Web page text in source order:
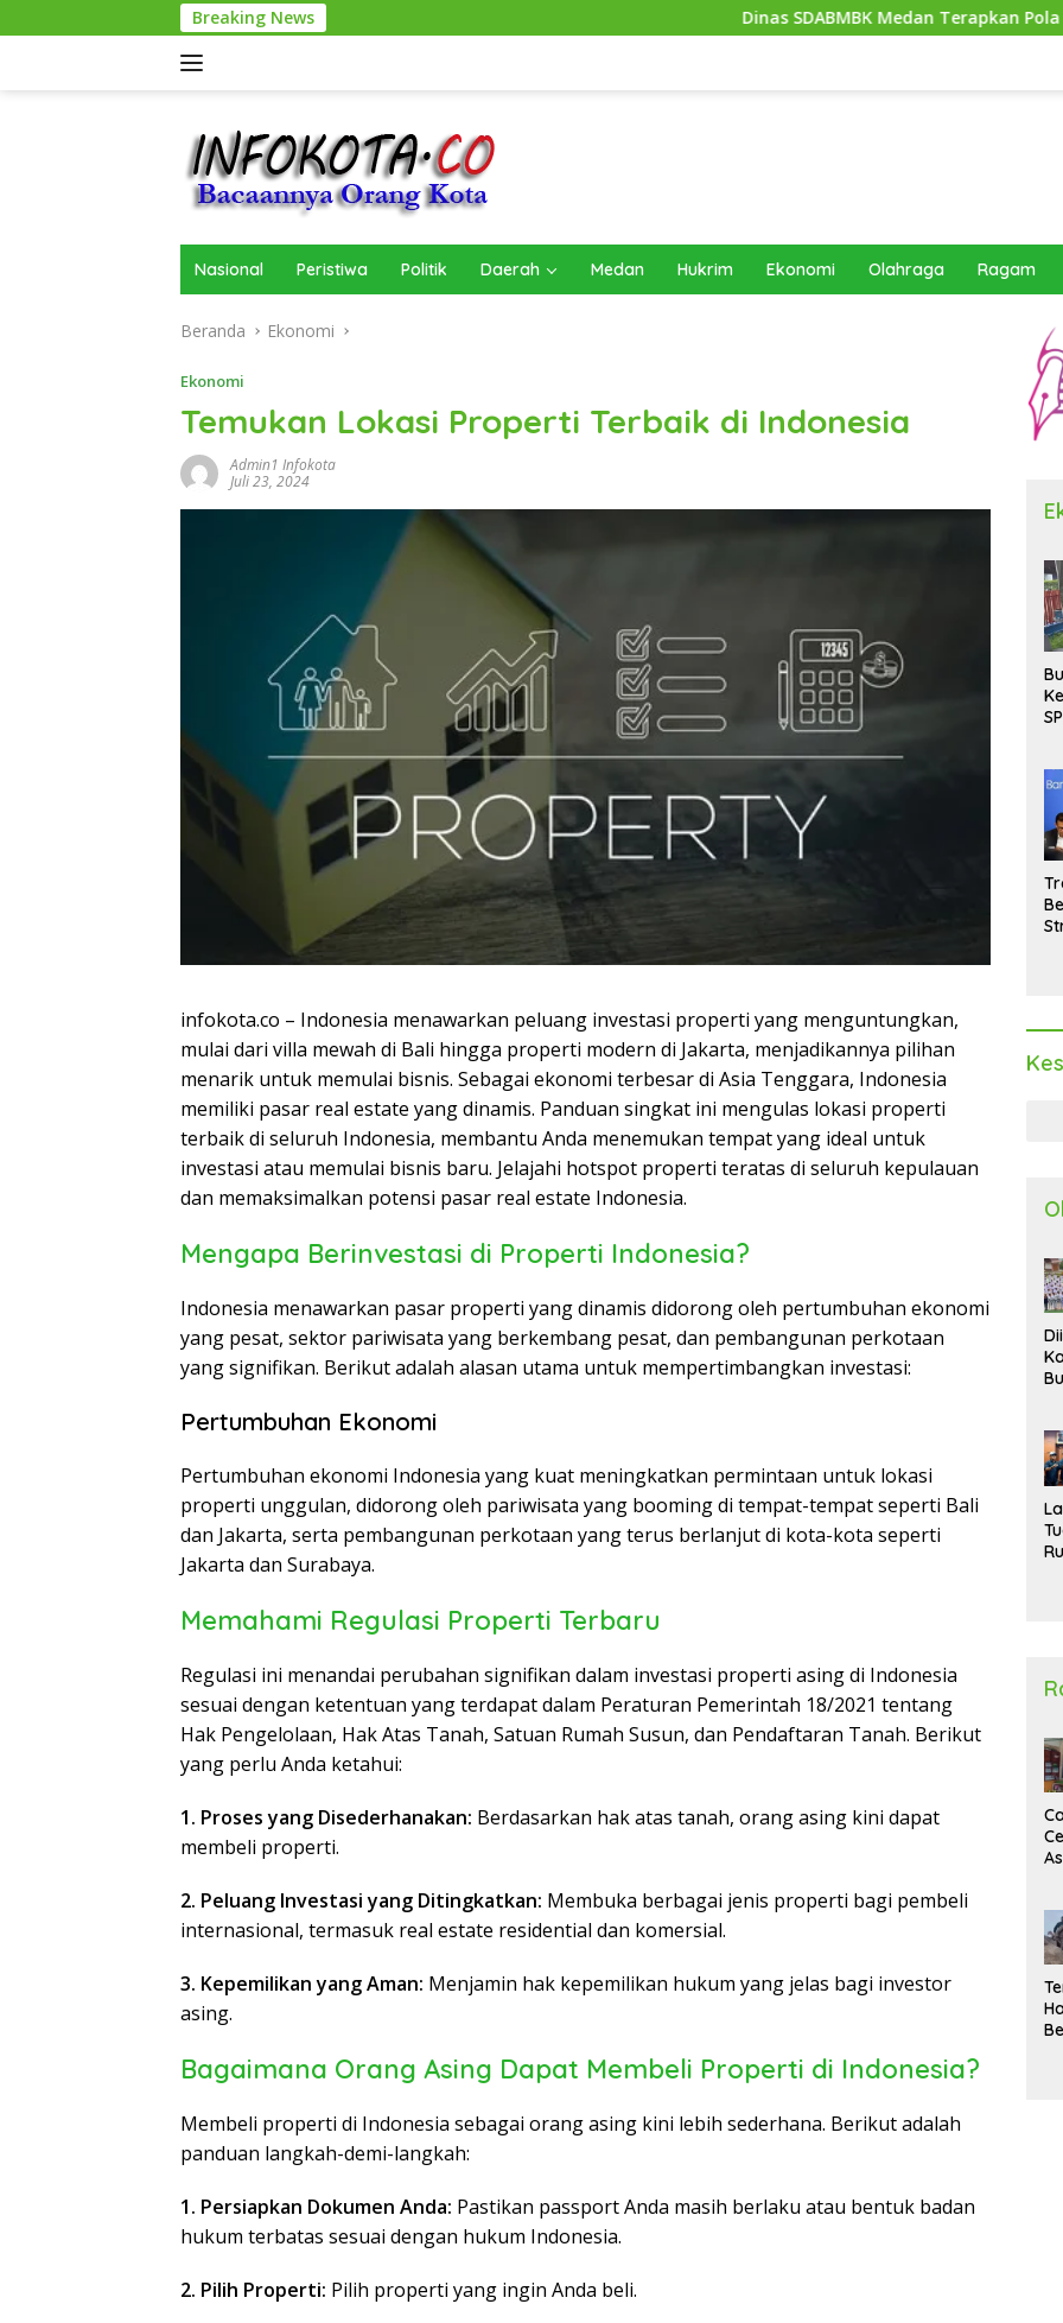
ke
Breaking News Dinas SDABMBK Medan Terapkan Pola Jemput
Nasional Peristiwa Politik Daerah Medan Hukrim Ekonomi Olahraga Ragam
Beranda Ekonomi
Ekonomi
Temukan Lokasi Properti Terbaik di Indonesia
Admin1 Infokota
Juli 23, 2024
infokota.co – Indonesia menawarkan peluang investasi properti yang menguntungkan,
mulai dari villa mewah di Bali hingga properti modern di Jakarta, menjadikannya pilihan
menarik untuk memulai bisnis. Sebagai ekonomi terbesar di Asia Tenggara, Indonesia
memiliki pasar real estate yang dinamis. Panduan singkat ini mengulas lokasi properti
terbaik di seluruh Indonesia, membantu Anda menemukan tempat yang ideal untuk
investasi atau memulai bisnis baru. Jelajahi hotspot properti teratas di seluruh kepulauan
dan memaksimalkan potensi pasar real estate Indonesia.
Mengapa Berinvestasi di Properti Indonesia?
Indonesia menawarkan pasar properti yang dinamis didorong oleh pertumbuhan ekonomi
yang pesat, sektor pariwisata yang berkembang pesat, dan pembangunan perkotaan
yang signifikan. Berikut adalah alasan utama untuk mempertimbangkan investasi:
Pertumbuhan Ekonomi
Pertumbuhan ekonomi Indonesia yang kuat meningkatkan permintaan untuk lokasi
properti unggulan, didorong oleh pariwisata yang booming di tempat-tempat seperti Bali
dan Jakarta, serta pembangunan perkotaan yang terus berlanjut di kota-kota seperti
Jakarta dan Surabaya.
Memahami Regulasi Properti Terbaru
Regulasi ini menandai perubahan signifikan dalam investasi properti asing di Indonesia
sesuai dengan ketentuan yang terdapat dalam Peraturan Pemerintah 18/2021 tentang
Hak Pengelolaan, Hak Atas Tanah, Satuan Rumah Susun, dan Pendaftaran Tanah. Berikut
yang perlu Anda ketahui:
1. Proses yang Disederhanakan: Berdasarkan hak atas tanah, orang asing kini dapat
membeli properti.
2. Peluang Investasi yang Ditingkatkan: Membuka berbagai jenis properti bagi pembeli
internasional, termasuk real estate residential dan komersial.
3. Kepemilikan yang Aman: Menjamin hak kepemilikan hukum yang jelas bagi investor
asing.
Bagaimana Orang Asing Dapat Membeli Properti di Indonesia?
Membeli properti di Indonesia sebagai orang asing kini lebih sederhana. Berikut adalah
panduan langkah-demi-langkah:
1. Persiapkan Dokumen Anda: Pastikan passport Anda masih berlaku atau bentuk badan
hukum terbatas sesuai dengan hukum Indonesia.
2. Pilih Properti: Pilih properti yang ingin Anda beli.